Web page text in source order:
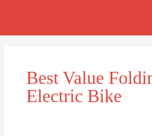
Best Value
Electric Bike